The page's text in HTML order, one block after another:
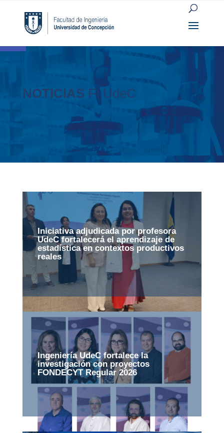
Open toolbar
NOTICIAS FI UdeC
Iniciativa adjudicada por profesora
UdeC fortalecerá el aprendizaje de
estadística en contextos productivos
reales
Ingeniería UdeC fortalece la
investigación con proyectos
FONDECYT Regular 2026